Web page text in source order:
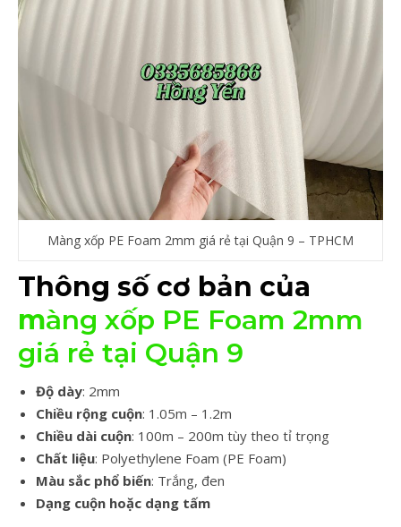
Màng xốp PE Foam 2mm giá rẻ tại Quận 9 – TPHCM
Thông số cơ bản của
màng xốp PE Foam 2mm
giá rẻ tại Quận 9
Độ dày: 2mm
Chiều rộng cuộn: 1.05m – 1.2m
Chiều dài cuộn: 100m – 200m tùy theo tỉ trọng
Chất liệu: Polyethylene Foam (PE Foam)
Màu sắc phổ biến: Trắng, đen
Dạng cuộn hoặc dạng tấm